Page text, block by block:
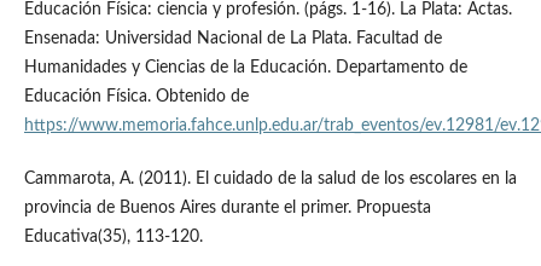
Educación Física: ciencia y profesión. (págs. 1-16). La Plata: Actas.
Ensenada: Universidad Nacional de La Plata. Facultad de
Humanidades y Ciencias de la Educación. Departamento de
Educación Física. Obtenido de
https://www.memoria.fahce.unlp.edu.ar/trab_eventos/ev.12981/
Cammarota, A. (2011). El cuidado de la salud de los escolares en la
provincia de Buenos Aires durante el primer. Propuesta
Educativa(35), 113-120.